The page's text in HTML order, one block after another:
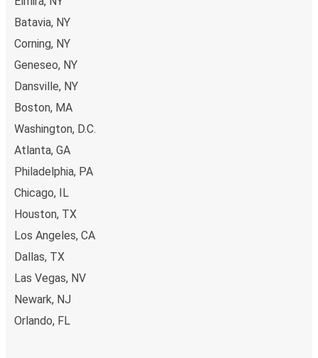
pe ruta Mount Morris, poți alege între diferite metode
sigure de plată online, cum ar fi card de credit, PayPal,
Google și Apple Pay. Alternativ, poți plăti în numerar la
bordul autocarelor sau la unul din punctele de vânzare.
Batavia, NY
Corning, NY
Geneseo, NY
Dansville, NY
Boston, MA
Washington, D.C.
Atlanta, GA
Philadelphia, PA
Chicago, IL
Houston, TX
Los Angeles, CA
Dallas, TX
Las Vegas, NV
Newark, NJ
Orlando, FL